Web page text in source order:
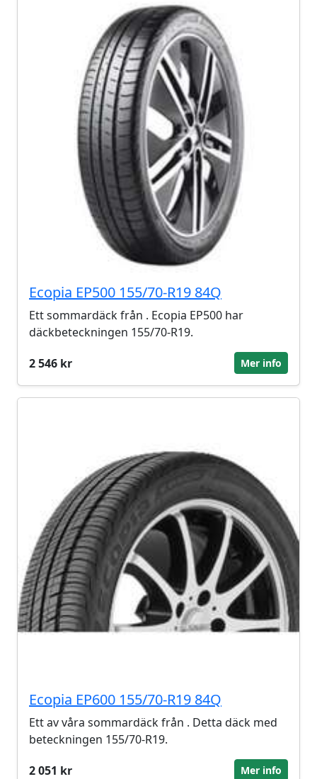
Ecopia EP500 155/70-R19 84Q
Ett sommardäck från . Ecopia EP500 har
däckbeteckningen 155/70-R19.
2 546 kr
Mer info
Ecopia EP600 155/70-R19 84Q
Ett av våra sommardäck från . Detta däck med
beteckningen 155/70-R19.
2 051 kr
Mer info